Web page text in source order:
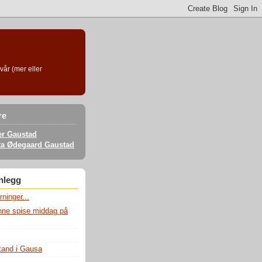
(mer eller
Gaustad
Ødegaard Gaustad
spise middag på
i Gausa